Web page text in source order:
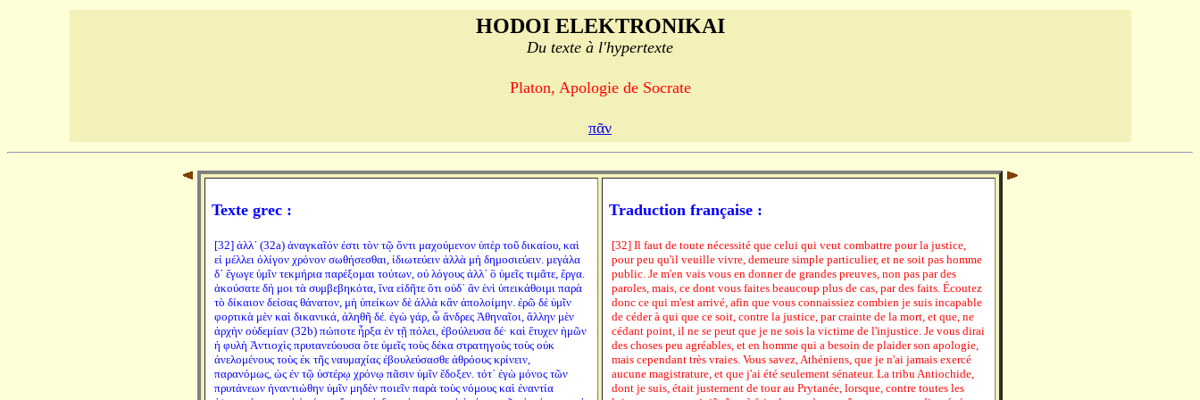
HODOI ELEKTRONIKAI
Du texte à l'hypertexte
Platon, Apologie de Socrate
πᾶν
Texte grec :
[32] ἀλλ᾽ (32a) ἀναγκαῖόν ἐστι τὸν τῷ ὄντι μαχούμενον ὑπὲρ τοῦ δικαίου, καὶ
εἰ μέλλει ὀλίγον χρόνον σωθήσεσθαι, ἰδιωτεύειν ἀλλὰ μὴ δημοσιεύειν. μεγάλα
δ᾽ ἔγωγε ὑμῖν τεκμήρια παρέξομαι τούτων, οὐ λόγους ἀλλ᾽ ὃ ὑμεῖς τιμᾶτε, ἔργα.
ἀκούσατε δή μοι τὰ συμβεβηκότα, ἵνα εἰδῆτε ὅτι οὐδ᾽ ἂν ἑνὶ ὑπεικάθοιμι παρὰ
τὸ δίκαιον δείσας θάνατον, μὴ ὑπείκων δὲ ἀλλὰ κἂν ἀπολοίμην. ἐρῶ δὲ ὑμῖν
φορτικὰ μὲν καὶ δικανικά, ἀληθῆ δέ. ἐγὼ γάρ, ὦ ἄνδρες Ἀθηναῖοι, ἄλλην μὲν
ἀρχὴν οὐδεμίαν (32b) πώποτε ἦρξα ἐν τῇ πόλει, ἐβούλευσα δέ· καὶ ἔτυχεν ἡμῶν
ἡ φυλὴ Ἀντιοχὶς πρυτανεύουσα ὅτε ὑμεῖς τοὺς δέκα στρατηγοὺς τοὺς οὐκ
ἀνελομένους τοὺς ἐκ τῆς ναυμαχίας ἐβουλεύσασθε ἁθρόους κρίνειν,
παρανόμως, ὡς ἐν τῷ ὑστέρῳ χρόνῳ πᾶσιν ὑμῖν ἔδοξεν. τότ᾽ ἐγὼ μόνος τῶν
πρυτάνεων ἠναντιώθην ὑμῖν μηδὲν ποιεῖν παρὰ τοὺς νόμους καὶ ἐναντία
Traduction française :
[32] Il faut de toute nécessité que celui qui veut combattre pour la justice,
pour peu qu'il veuille vivre, demeure simple particulier, et ne soit pas homme
public. Je m'en vais vous en donner de grandes preuves, non pas par des
paroles, mais, ce dont vous faites beaucoup plus de cas, par des faits. Écoutez
donc ce qui m'est arrivé, afin que vous connaissiez combien je suis incapable
de céder à qui que ce soit, contre la justice, par crainte de la mort, et que, ne
cédant point, il ne se peut que je ne sois la victime de l'injustice. Je vous dirai
des choses peu agréables, et en homme qui a besoin de plaider son apologie,
mais cependant très vraies. Vous savez, Athéniens, que je n'ai jamais exercé
aucune magistrature, et que j'ai été seulement sénateur. La tribu Antiochide,
dont je suis, était justement de tour au Prytanée, lorsque, contre toutes les